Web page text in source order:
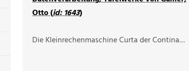
Otto (id: 1643)
Die Kleinrechenmaschine Curta der Contina…